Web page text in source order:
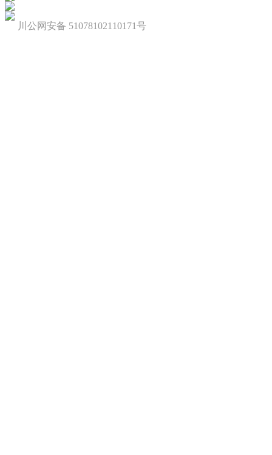
川公网安备 51078102110171号